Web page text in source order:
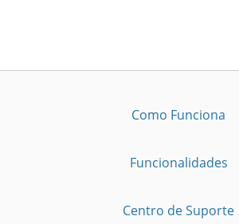
Como Funciona
Funcionalidades
Centro de Suporte